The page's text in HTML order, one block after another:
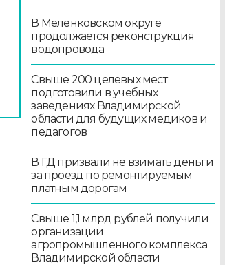
В Меленковском округе
продолжается реконструкция
водопровода
Свыше 200 целевых мест
подготовили в учебных
заведениях Владимирской
области для будущих медиков и
педагогов
В ГД призвали не взимать деньги
за проезд по ремонтируемым
платным дорогам
Свыше 1,1 млрд рублей получили
организации
агропромышленного комплекса
Владимирской области